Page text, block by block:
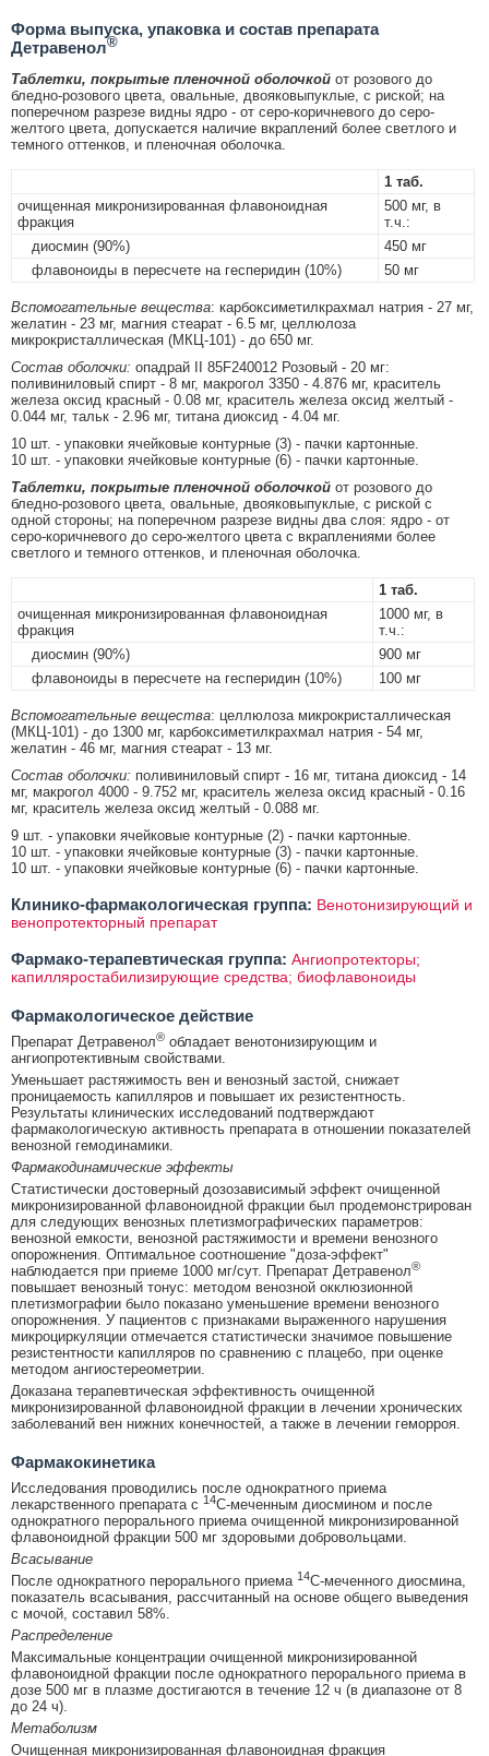
Форма выпуска, упаковка и состав препарата
Детравенол®
Таблетки, покрытые пленочной оболочкой от розового до
бледно-розового цвета, овальные, двояковыпуклые, с риской; на
поперечном разрезе видны ядро - от серо-коричневого до серо-
желтого цвета, допускается наличие вкраплений более светлого и
темного оттенков, и пленочная оболочка.
1 таб.
очищенная микронизированная флавоноидная
фракция
500 мг, в
т.ч.:
диосмин (90%)
450 мг
флавоноиды в пересчете на гесперидин (10%)
50 мг
Вспомогательные вещества: карбоксиметилкрахмал натрия - 27 мг,
желатин - 23 мг, магния стеарат - 6.5 мг, целлюлоза
микрокристаллическая (МКЦ-101) - до 650 мг.
Состав оболочки: опадрай II 85F240012 Розовый - 20 мг:
поливиниловый спирт - 8 мг, макрогол 3350 - 4.876 мг, краситель
железа оксид красный - 0.08 мг, краситель железа оксид желтый -
0.044 мг, тальк - 2.96 мг, титана диоксид - 4.04 мг.
10 шт. - упаковки ячейковые контурные (3) - пачки картонные.
10 шт. - упаковки ячейковые контурные (6) - пачки картонные.
Таблетки, покрытые пленочной оболочкой от розового до
бледно-розового цвета, овальные, двояковыпуклые, с риской с
одной стороны; на поперечном разрезе видны два слоя: ядро - от
серо-коричневого до серо-желтого цвета с вкраплениями более
светлого и темного оттенков, и пленочная оболочка.
1 таб.
очищенная микронизированная флавоноидная
фракция
1000 мг, в
т.ч.:
диосмин (90%)
900 мг
флавоноиды в пересчете на гесперидин (10%)
100 мг
Вспомогательные вещества: целлюлоза микрокристаллическая
(МКЦ-101) - до 1300 мг, карбоксиметилкрахмал натрия - 54 мг,
желатин - 46 мг, магния стеарат - 13 мг.
Состав оболочки: поливиниловый спирт - 16 мг, титана диоксид - 14
мг, макрогол 4000 - 9.752 мг, краситель железа оксид красный - 0.16
мг, краситель железа оксид желтый - 0.088 мг.
9 шт. - упаковки ячейковые контурные (2) - пачки картонные.
10 шт. - упаковки ячейковые контурные (3) - пачки картонные.
10 шт. - упаковки ячейковые контурные (6) - пачки картонные.
Клинико-фармакологическая группа: Венотонизирующий и
венопротекторный препарат
Фармако-терапевтическая группа: Ангиопротекторы;
капилляростабилизирующие средства; биофлавоноиды
Фармакологическое действие
Препарат Детравенол® обладает венотонизирующим и
ангиопротективным свойствами.
Уменьшает растяжимость вен и венозный застой, снижает
проницаемость капилляров и повышает их резистентность.
Результаты клинических исследований подтверждают
фармакологическую активность препарата в отношении показателей
венозной гемодинамики.
Фармакодинамические эффекты
Статистически достоверный дозозависимый эффект очищенной
микронизированной флавоноидной фракции был продемонстрирован
для следующих венозных плетизмографических параметров:
венозной емкости, венозной растяжимости и времени венозного
опорожнения. Оптимальное соотношение "доза-эффект"
наблюдается при приеме 1000 мг/сут. Препарат Детравенол®
повышает венозный тонус: методом венозной окклюзионной
плетизмографии было показано уменьшение времени венозного
опорожнения. У пациентов с признаками выраженного нарушения
микроциркуляции отмечается статистически значимое повышение
резистентности капилляров по сравнению с плацебо, при оценке
методом ангиостереометрии.
Доказана терапевтическая эффективность очищенной
микронизированной флавоноидной фракции в лечении хронических
заболеваний вен нижних конечностей, а также в лечении геморроя.
Фармакокинетика
Исследования проводились после однократного приема
лекарственного препарата с 14C-меченным диосмином и после
однократного перорального приема очищенной микронизированной
флавоноидной фракции 500 мг здоровыми добровольцами.
Всасывание
После однократного перорального приема 14C-меченного диосмина,
показатель всасывания, рассчитанный на основе общего выведения
с мочой, составил 58%.
Распределение
Максимальные концентрации очищенной микронизированной
флавоноидной фракции после однократного перорального приема в
дозе 500 мг в плазме достигаются в течение 12 ч (в диапазоне от 8
до 24 ч).
Метаболизм
Очищенная микронизированная флавоноидная фракция